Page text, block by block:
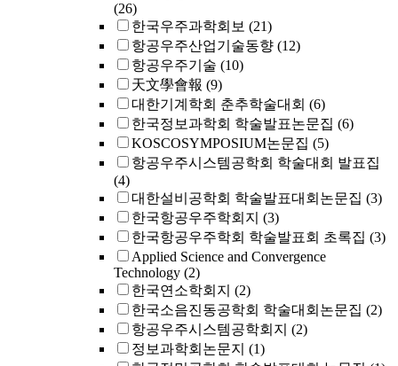
(26)
한국우주과학회보 (21)
항공우주산업기술동향 (12)
항공우주기술 (10)
天文學會報 (9)
대한기계학회 춘추학술대회 (6)
한국정보과학회 학술발표논문집 (6)
KOSCOSYMPOSIUM논문집 (5)
항공우주시스템공학회 학술대회 발표집
(4)
대한설비공학회 학술발표대회논문집 (3)
한국항공우주학회지 (3)
한국항공우주학회 학술발표회 초록집 (3)
Applied Science and Convergence
Technology (2)
한국연소학회지 (2)
한국소음진동공학회 학술대회논문집 (2)
항공우주시스템공학회지 (2)
정보과학회논문지 (1)